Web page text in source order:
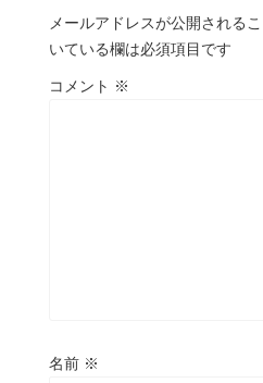
メールアドレスが公開される
いている欄は必須項目です
コメント ※
名前 ※